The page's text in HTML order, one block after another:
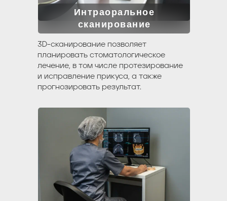
записаться на прием
Интраоральное
сканирование
3D-сканирование позволяет
планировать стоматологическое
лечение, в том числе протезирование
и исправление прикуса, а также
прогнозировать результат.